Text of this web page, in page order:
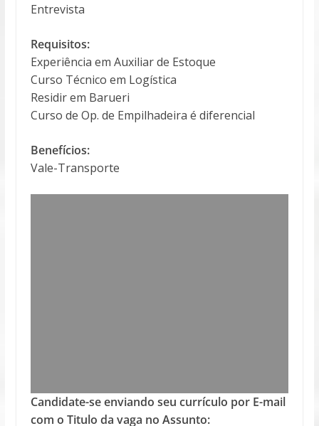
Entrevista
Requisitos:
Experiência em Auxiliar de Estoque
Curso Técnico em Logística
Residir em Barueri
Curso de Op. de Empilhadeira é diferencial
Benefícios:
Vale-Transporte
Candidate-se enviando seu currículo por E-mail
com o Titulo da vaga no Assunto: